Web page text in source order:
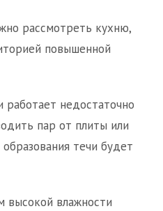
рассмотреть кухню,
повышенной
недостаточно
пар от плиты или
течи будет
высокой влажности